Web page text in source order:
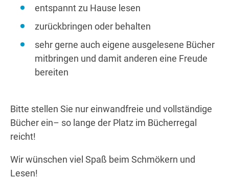
entspannt zu Hause lesen
zurückbringen oder behalten
sehr gerne auch eigene ausgelesene Bücher
mitbringen und damit anderen eine Freude
bereiten
Bitte stellen Sie nur einwandfreie und vollständige
Bücher ein– so lange der Platz im Bücherregal
reicht!
Wir wünschen viel Spaß beim Schmökern und
Lesen!